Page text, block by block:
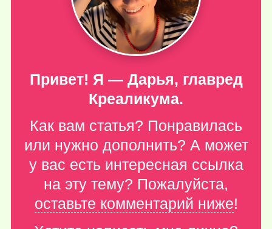
Привет! Я — Дарья, главред
Креаликума.
Как вам статья? Понравилась
или нужно дополнить? А может
у вас есть интересная ссылка
на эту тему? Пожалуйста,
оставьте комментарий ниже!